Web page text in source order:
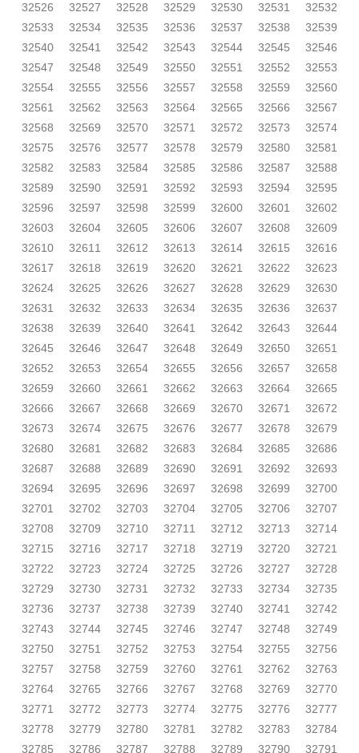
32526
32527 32528 32529 32530 32531
32532
32533
32534 32535 32536 32537 32538
32539
32540
32541 32542 32543 32544 32545
32546
32547
32548 32549 32550 32551 32552
32553
32554
32555 32556 32557 32558 32559
32560
32561
32562 32563 32564 32565 32566
32567
32568
32569 32570 32571 32572 32573
32574
32575
32576 32577 32578 32579 32580
32581
32582
32583 32584 32585 32586 32587
32588
32589
32590 32591 32592 32593 32594
32595
32596
32597 32598 32599 32600 32601
32602
32603
32604 32605 32606 32607 32608
32609
32610
32611 32612 32613 32614 32615
32616
32617
32618 32619 32620 32621 32622
32623
32624
32625 32626 32627 32628 32629
32630
32631
32632 32633 32634 32635 32636
32637
32638
32639 32640 32641 32642 32643
32644
32645
32646 32647 32648 32649 32650
32651
32652
32653 32654 32655 32656 32657
32658
32659
32660 32661 32662 32663 32664
32665
32666
32667 32668 32669 32670 32671
32672
32673
32674 32675 32676 32677 32678
32679
32680
32681 32682 32683 32684 32685
32686
32687
32688 32689 32690 32691 32692
32693
32694
32695 32696 32697 32698 32699
32700
32701
32702 32703 32704 32705 32706
32707
32708
32709 32710 32711 32712 32713
32714
32715
32716 32717 32718 32719 32720
32721
32722
32723 32724 32725 32726 32727
32728
32729
32730 32731 32732 32733 32734
32735
32736
32737 32738 32739 32740 32741
32742
32743
32744 32745 32746 32747 32748
32749
32750
32751 32752 32753 32754 32755
32756
32757
32758 32759 32760 32761 32762
32763
32764
32765 32766 32767 32768 32769
32770
32771
32772 32773 32774 32775 32776
32777
32778
32779 32780 32781 32782 32783
32784
32785
32786 32787 32788 32789 32790 32791